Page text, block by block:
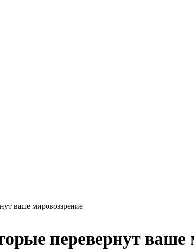
ваше мировоззрение
перевернут ваше